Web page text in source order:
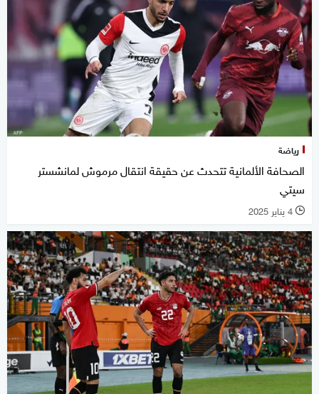
رياضة
الصحافة الألمانية تتحدث عن حقيقة انتقال مرموش لمانشستر
سيتي
l 4 يناير 2025